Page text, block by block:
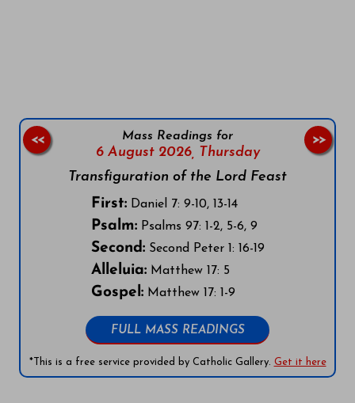
Mass Readings for
6 August 2026, Thursday
Transfiguration of the Lord Feast
First:Daniel 7: 9-10, 13-14
Psalm:Psalms 97: 1-2, 5-6, 9
Second:Second Peter 1: 16-19
Alleluia:Matthew 17: 5
Gospel:Matthew 17: 1-9
FULL MASS READINGS
*This is a free service provided by Catholic Gallery. Get it here
<< >>